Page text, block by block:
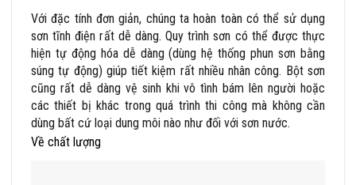
Với đặc tính đơn giản, chúng ta hoàn toàn có thể sử dụng
sơn tĩnh điện rất dễ dàng. Quy trình sơn có thể được thực
hiện tự động hóa dễ dàng (dùng hệ thống phun sơn bằng
súng tự động) giúp tiết kiệm rất nhiều nhân công. Bột sơn
cũng rất dễ dàng vệ sinh khi vô tình bám lên người hoặc
các thiết bị khác trong quá trình thi công mà không cần
dùng bất cứ loại dung môi nào như đối với sơn nước.
Về chất lượng